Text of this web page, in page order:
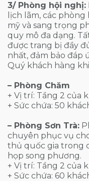
3/ Phòng hội nghị:
lịch lãm, các
mỹ và sang trọng
quy mô đa dạng.
được trang bị đầy
nhất, đảm bảo đáp
Quý khách hàng
– Phòng Chăm
+ Vị trí: Tầng 2 của
+ Sức chứa: 50
– Phòng Sơn Trà:
chuyên phục vụ
thủ quốc gia trong
họp song phương.
+ Vị trí: Tầng 2 của
+ Sức chứa: 60